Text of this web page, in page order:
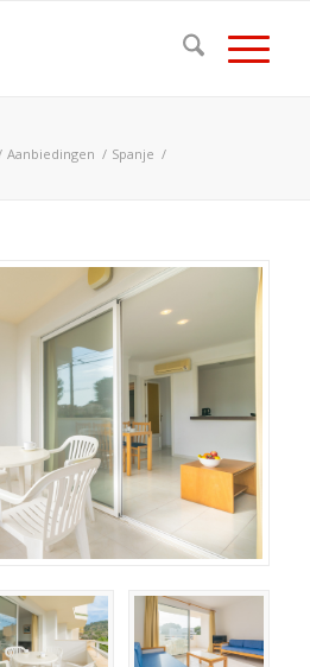
Aanbiedingen / Spanje /